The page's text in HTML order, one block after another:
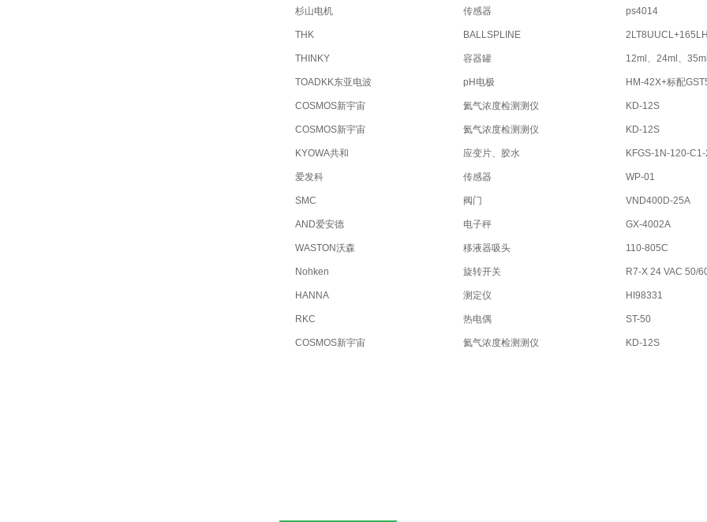
杉山电机 传感器 ps4014
THK BALLSPLINE
THINKY 容器罐 12ml、24ml、
TOADKK东亚电波 pH电极 HM-42X+标配
COSMOS新宇宙 氦气浓度检测测仪 KD-12S
COSMOS新宇宙 氦气浓度检测测仪 KD-12S
KYOWA共和 应变片、胶水 KFGS-1N-120-
爱发科 传感器 WP-01
SMC 阀门 VND400D-25A
AND爱安德 电子秤 GX-4002A
WASTON沃森 移液器吸头 110-805C
Nohken 旋转开关 R7-X 24 VAC 50/
HANNA 测定仪 HI98331
RKC 热电偶 ST-50
COSMOS新宇宙 氦气浓度检测测仪 KD-12S